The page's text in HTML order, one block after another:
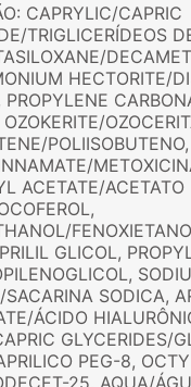
CAPRYLIC/CAPRIC
TRIGLICERÍDEOS
HECTORITE/
PROPYLENE
ACETATE/ACETATO
GLICOL,
SACARINA SODICA,
ÁCIDO
GLYCERIDES/
PEG-8,
25, AQUA/